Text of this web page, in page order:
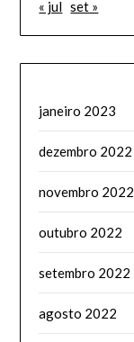
« jul set »
janeiro 2023
dezembro 2022
novembro 2022
outubro 2022
setembro 2022
agosto 2022